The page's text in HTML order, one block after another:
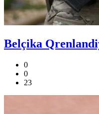
Belçika
0
0
23